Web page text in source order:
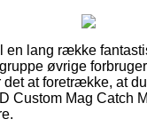
en lang række
øvrige
det at foretrække, at
Custom Mag Catch